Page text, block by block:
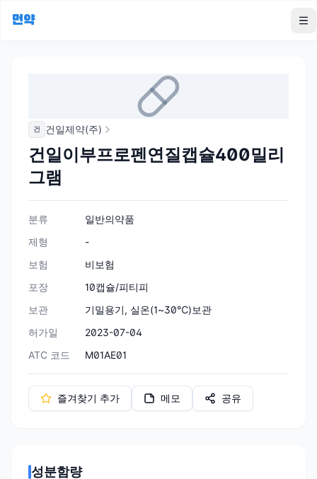
먼약
건 건일제약(주)
건일이부프로펜연질캡슐400밀리
그램
분류
일반의약품
제형
-
보험
비보험
포장
10캡슐/피티피
보관
기밀용기, 실온(1~30℃)보관
허가일
2023-07-04
ATC 코드
M01AE01
즐겨찾기 추가 메모 공유
성분함량